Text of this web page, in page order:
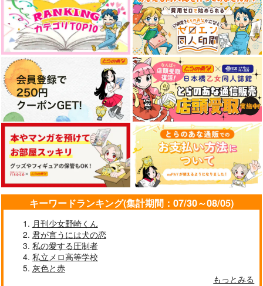
キーワードランキング(集計期間：07/30～08/05)
月刊少女野崎くん
君が言うには犬の恋
私の愛する圧制者
私立メロ高等学校
灰色と赤
もっとみる